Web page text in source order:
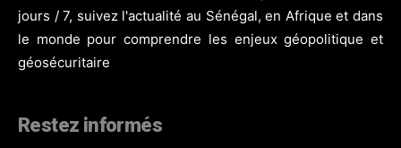
jours / 7, suivez l'actualité au Sénégal, en Afrique et dans
le monde pour comprendre les enjeux géopolitique et
géosécuritaire
Restez informés